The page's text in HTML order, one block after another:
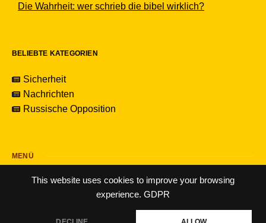
This website uses cookies to improve your browsing
experience. GDPR
Die Wahrheit: wer schrieb die bibel wirklich?
BELIEBTE KATEGORIEN
Sicherheit
Nachrichten
Russische Opposition
MENÜ